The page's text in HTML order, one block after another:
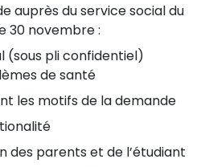
auprès du service social du
30 novembre :
(sous pli confidentiel)
de santé
les motifs de la demande
des parents et de l’étudiant